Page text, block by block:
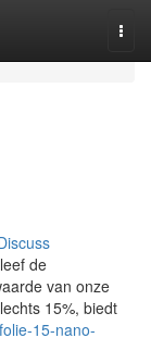
de
van onze
15%, biedt
15-nano-